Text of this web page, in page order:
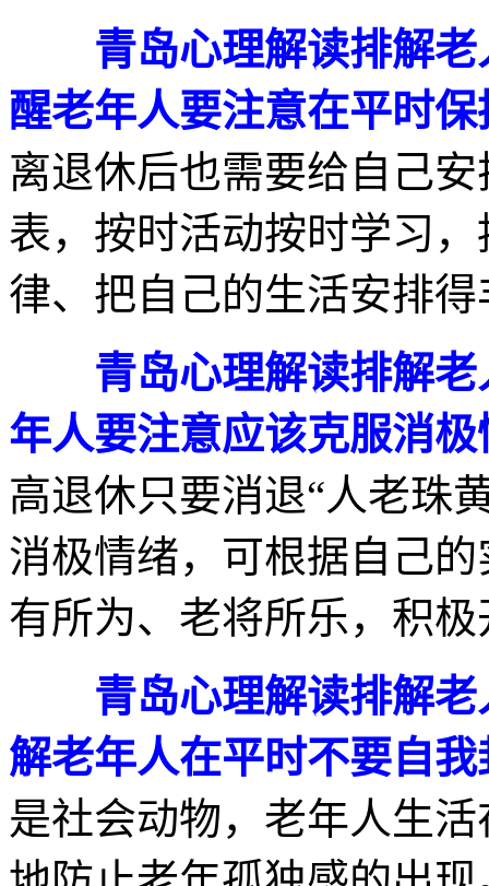
青岛心理解读排解
醒老年人要注意在平时
离退休后也需要给自己
表，按时活动按时学习
律、把自己的生活安排
青岛心理解读排解老
年人要注意应该克服消极
高退休只要消退“人老珠
消极情绪，可根据自己
有所为、老将所乐，积
青岛心理解读排解
解老年人在平时不要自我
是社会动物，老年人生